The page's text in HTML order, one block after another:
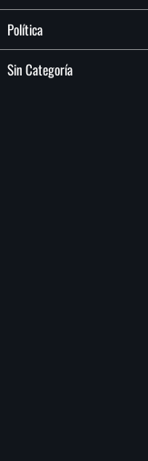
Política
Sin Categoría